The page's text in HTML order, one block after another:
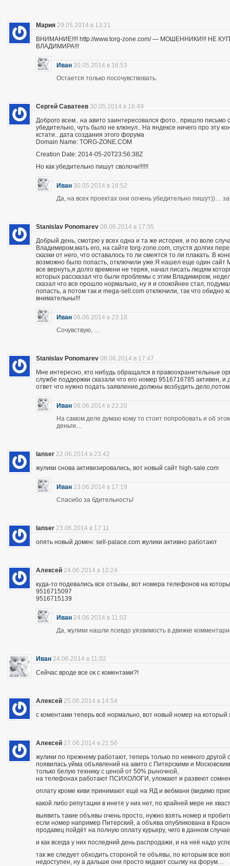
Мария 29.05.2014 в 13:21
ВНИМАНИЕ!!!! http://www.torg-zone.com/ — МОШЕННИКИ!!! НЕ
ВЛАДИМИРА!!!
Иван 30.05.2014 в 16:53
Остается только посочувствовать.
Сергей Саватеев 30.05.2014 в 16:49
Доброго всем.. на авито заинтересовался фото.. пришло
убедительно, чуть было не клюнул.. На яндексе ничего про
кстати.. дата создания этого форума
Domain Name: TORG-ZONE.COM
Creation Date: 2014-05-20T23:56:38Z
Но как убедительно пишут сволочи!!!!!!
Иван 30.05.2014 в 16:52
Да, на всех проектах они оочень убедительно пишут))…
Stanislav Ponomarev 08.06.2014 в 17:35
Добрый день, смотрю у всех одна и та же история, и по воле
Владимиром,мать его, на сайте torg-zone.com, спустя долгих
сказки от него, что оставалось то ли смеятся то ли плакать. В
возможно было попасть, отключили уже.Я нашел еще один
все вернуть,я долго времени не теряя, начал писать людям
которых рассказал что были проблемы с этим Владимиром,
сказал что все прошло нормально, ну я и спокойнее стал,
попасть, а потом так и mega-sell.com отключили, так что обидно
внимательны!!!
Иван 08.06.2014 в 23:18
Сочувствую, …
Stanislav Ponomarev 08.06.2014 в 17:47
Мне интересно, кто нибудь обращался в правоохранительные
службе поддержки сказали что его номер 9516716785 активен,
ответ что нужно подать заявление,должны возбудить
Иван 08.06.2014 в 23:20
На самом деле думаю кому то стоит попробовать и об
деньги…
lanser 22.06.2014 в 23:42
жулики снова активизировались, вот новый сайт high-sale.com
Иван 23.06.2014 в 17:19
Спасибо за бдительность!
lanser 23.06.2014 в 17:11
опять новый домен: sell-palace.com жулики активно работают
Алексей 24.06.2014 в 10:24
куда-то подевались все отзывы, вот номера телефонов на
9516715097
9516715139
Иван 24.06.2014 в 11:02
Да, жулики нашли псевдо уязвимость в движке
Иван 24.06.2014 в 11:02
Сейчас вроде все ок с коментами?!
Алексей 25.06.2014 в 14:54
с коментами теперь всё нормально, вот новый номер на
Алексей 27.06.2014 в 21:56
жулики по прежнему работают, теперь только по немного другой
появилась уйма объявлений на авито с Питерскими и
только белую технику с ценой от 50% рыночной,
на телефонах работают ПСИХОЛОГИ, уломают и развеют
оплату кроме киви принимают ещё на ЯД и вебмани (видимо
какой либо репутации в инете у них нет, по крайней мере не
выявить такие объявы очень просто, нужно взять номер и
если номер например Питерский, а объява опубликована в
продавец пойдёт на полную оплату курьеру, чего в данном
и как всегда у них последний день распродажи, и на неё надо
так же следует обходить стороной те объявы, по которым все
недоступен, ну а дальше они просто кидают ссылку на форум…